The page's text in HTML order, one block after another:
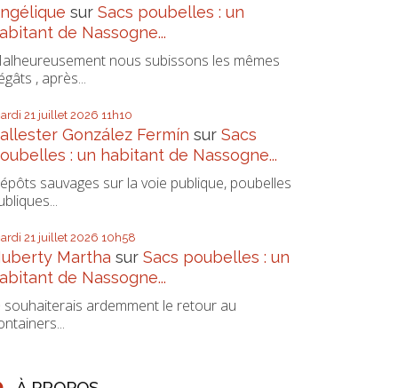
surSacs poubelles : un
de Nassogne...
nous subissons les mêmes
, après...
21 juillet 2026 11h10
González Fermín surSacs
: un habitant de Nassogne...
sauvages sur la voie publique, poubelles
21 juillet 2026 10h58
Martha surSacs poubelles : un
de Nassogne...
souhaiterais ardemment le retour au